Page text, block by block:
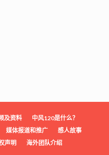
及资料
中风120是什么？
媒体报道和推广
感人故事
声明 海外团队介绍